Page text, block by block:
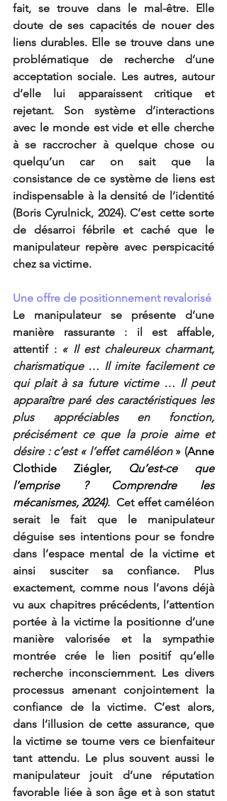
fait, se trouve dans le mal-être. Elle
doute de ses capacités de nouer des
liens durables. Elle se trouve dans une
problématique de recherche d’une
acceptation sociale. Les autres, autour
d’elle lui apparaissent critique et
rejetant. Son système d’interactions
avec le monde est vide et elle cherche
à se raccrocher à quelque chose ou
quelqu’un car on sait que la
consistance de ce système de liens est
indispensable à la densité de l’identité
(Boris Cyrulnick, 2024). C’est cette sorte
de désarroi fébrile et caché que le
manipulateur repère avec perspicacité
chez sa victime.
Une offre de positionnement revalorisé
Le manipulateur se présente d’une
manière rassurante : il est affable,
attentif : « Il est chaleureux charmant,
charismatique … Il imite facilement ce
qui plait à sa future victime … Il peut
apparaître paré des caractéristiques les
plus appréciables en fonction,
précisément ce que la proie aime et
désire : c’est « l’effet caméléon » (Anne
Clothide Ziégler,
Qu’est-ce que
l’emprise ? Comprendre les
mécanismes, 2024).  Cet effet caméléon
serait le fait que le manipulateur
déguise ses intentions pour se fondre
dans l’espace mental de la victime et
ainsi susciter sa confiance. Plus
exactement, comme nous l’avons déjà
vu aux chapitres précédents, l’attention
portée à la victime la positionne d’une
manière valorisée et la sympathie
montrée crée le lien positif qu’elle
recherche inconsciemment. Les divers
processus amenant conjointement la
confiance de la victime. C’est alors,
dans l’illusion de cette assurance, que
la victime se tourne vers ce bienfaiteur
tant attendu. Le plus souvent aussi le
manipulateur jouit d’une réputation
favorable liée à son âge et à son statut